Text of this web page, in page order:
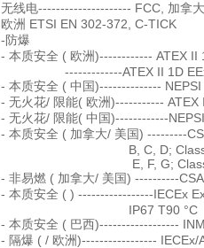
无线电--------------------- FCC, 加拿
欧洲 ETSI EN 302-372, C-TICK
-防爆
- 本质安全 ( 欧洲)------------ ATEX II
-------------ATEX II 1D EEx
- 本质安全 ( 中国)--------------
- 无火花/ 限能( 欧洲)----------- ATEX
- 无火花/ 限能( 中国)------------
- 本质安全 ( 加拿大/ 美国) ---------
B, C, D; Class II,
E, F, G; Class
- 非易燃 ( 加拿大/ 美国) ----------
- 本质安全 ( ) -----------------IECEx
IP67 T90 °C
- 本质安全 ( 巴西)------------------
- 隔爆 ( / 欧洲)----------------- IECEx/